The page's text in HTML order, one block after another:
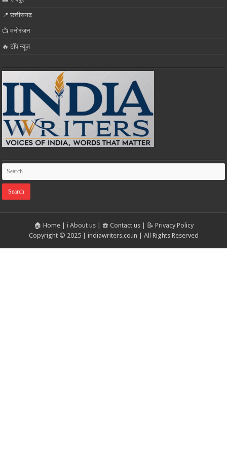
📍 छत्तीसगढ़
📺 मनोरंजन
🔥 टॉप न्यूज़
🏠 Home| ℹ️ About us| ☎️ Contact us| 📝 Privacy Policy
Copyright © 2025 | indiawriters.co.in | All Rights Reserved